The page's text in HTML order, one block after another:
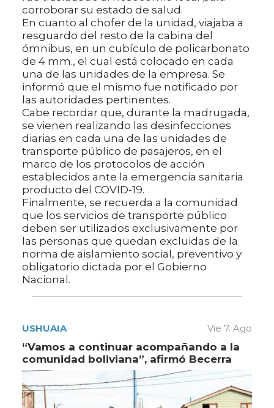
corroborar su estado de salud.
En cuanto al chofer de la unidad, viajaba a
resguardo del resto de la cabina del
ómnibus, en un cubículo de policarbonato
de 4 mm., el cual está colocado en cada
una de las unidades de la empresa. Se
informó que el mismo fue notificado por
las autoridades pertinentes.
Cabe recordar que, durante la madrugada,
se vienen realizando las desinfecciones
diarias en cada una de las unidades de
transporte público de pasajeros, en el
marco de los protocolos de acción
establecidos ante la emergencia sanitaria
producto del COVID-19.
Finalmente, se recuerda a la comunidad
que los servicios de transporte público
deben ser utilizados exclusivamente por
las personas que quedan excluidas de la
norma de aislamiento social, preventivo y
obligatorio dictada por el Gobierno
Nacional.
USHUAIA Vie 7. Ago
“Vamos a continuar acompañando a la
comunidad boliviana”, afirmó Becerra